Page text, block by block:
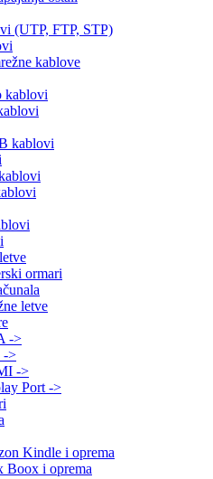
(UTP, FTP, STP)
kablove
kablovi
kablovi
ormari
letve
->
->
->
Port ->
Kindle i oprema
Boox i oprema